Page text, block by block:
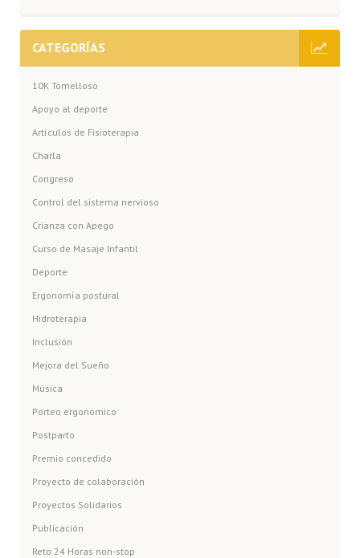
CATEGORÍAS
10K Tomelloso
Apoyo al deporte
Artículos de Fisioterapia
Charla
Congreso
Control del sistema nervioso
Crianza con Apego
Curso de Masaje Infantil
Deporte
Ergonomía postural
Hidroterapia
Inclusión
Mejora del Sueño
Música
Porteo ergonómico
Postparto
Premio concedido
Proyecto de colaboración
Proyectos Solidarios
Publicación
Reto 24 Horas non-stop